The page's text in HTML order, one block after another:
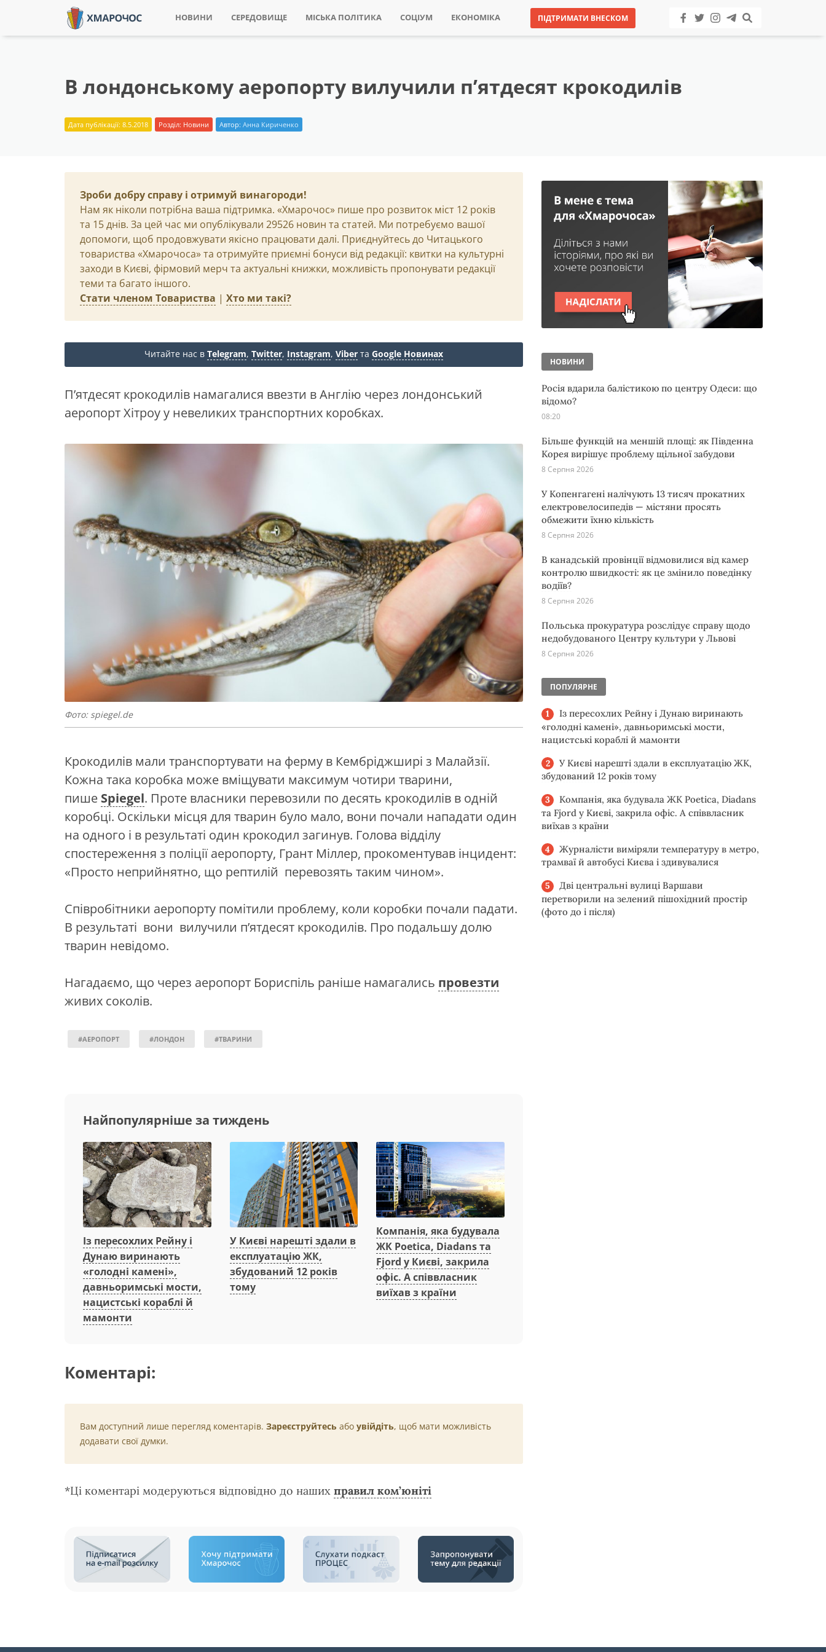
НОВИНИ СЕРЕДОВИЩЕ МІСЬКА ПОЛІТИКА СОЦІУМ ЕКОНОМІКА ПІДТРИМАТИ ВНЕСКОМ
В лондонському аеропорту вилучили п’ятдесят крокодилів
Дата публікації: 8.5.2018 Розділ: Новини Автор: Анна Кириченко
Зроби добру справу і отримуй винагороди!
Нам як ніколи потрібна ваша підтримка. «Хмарочос» пише про розвиток міст 12 років
та 15 днів. За цей час ми опублікували 29526 новин та статей. Ми потребуємо вашої
допомоги, щоб продовжувати якісно працювати далі. Приєднуйтесь до Читацького
товариства «Хмарочоса» та отримуйте приємні бонуси від редакції: квитки на культурні
заходи в Києві, фірмовий мерч та актуальні книжки, можливість пропонувати редакції
теми та багато іншого.
Стати членом Товариства | Хто ми такі?
Читайте нас в Telegram, Twitter, Instagram, Viber та Google Новинах
П’ятдесят крокодилів намагалися ввезти в Англію через лондонський
аеропорт Хітроу у невеликих транспортних коробках.
Фото: spiegel.de
Крокодилів мали транспортувати на ферму в Кембріджширі з Малайзії.
Кожна така коробка може вміщувати максимум чотири тварини,
пише Spiegel. Проте власники перевозили по десять крокодилів в одній
коробці. Оскільки місця для тварин було мало, вони почали нападати один
на одного і в результаті один крокодил загинув. Голова відділу
спостереження з поліції аеропорту, Грант Міллер, прокоментував інцидент:
«Просто неприйнятно, що рептилій перевозять таким чином».
Співробітники аеропорту помітили проблему, коли коробки почали падати.
В результаті вони вилучили п’ятдесят крокодилів. Про подальшу долю
тварин невідомо.
Нагадаємо, що через аеропорт Бориспіль раніше намагались провезти
живих соколів.
#АЕРОПОРТ #ЛОНДОН #ТВАРИНИ
Найпопулярніше за тиждень
Із пересохлих Рейну і
Дунаю виринають
«голодні камені»,
давньоримські мости,
нацистські кораблі й
мамонти
У Києві нарешті здали в
експлуатацію ЖК,
збудований 12 років
тому
Компанія, яка будувала
ЖК Poetica, Diadans та
Fjord у Києві, закрила
офіс. А співвласник
виїхав з країни
Коментарі:
Вам доступний лише перегляд коментарів. Зареєструйтесь або увійдіть, щоб мати можливість
додавати свої думки.
*Ці коментарі модеруються відповідно до наших правил ком’юніті
НОВИНИ
Росія вдарила балістикою по центру Одеси: що
відомо?
08:20
Більше функцій на меншій площі: як Південна
Корея вирішує проблему щільної забудови
8 Серпня 2026
У Копенгагені налічують 13 тисяч прокатних
електровелосипедів — містяни просять
обмежити їхню кількість
8 Серпня 2026
В канадській провінції відмовилися від камер
контролю швидкості: як це змінило поведінку
водіїв?
8 Серпня 2026
Польська прокуратура розслідує справу щодо
недобудованого Центру культури у Львові
8 Серпня 2026
ПОПУЛЯРНЕ
Із пересохлих Рейну і Дунаю виринають
«голодні камені», давньоримські мости,
нацистські кораблі й мамонти
У Києві нарешті здали в експлуатацію ЖК,
збудований 12 років тому
Компанія, яка будувала ЖК Poetica, Diadans
та Fjord у Києві, закрила офіс. А співвласник
виїхав з країни
Журналісти виміряли температуру в метро,
трамваї й автобусі Києва і здивувалися
Дві центральні вулиці Варшави
перетворили на зелений пішохідний простір
(фото до і після)